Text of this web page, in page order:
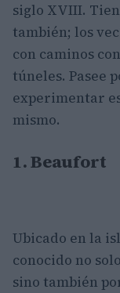
siglo XVIII.
también; los
con caminos
túneles. Pasee
experimentar
mismo.
1. Beaufort
Ubicado en la
conocido no
sino también